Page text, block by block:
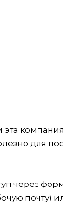
компания
для
через
почту)